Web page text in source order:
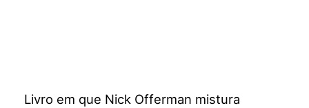
Livro em que Nick Offerman mistura